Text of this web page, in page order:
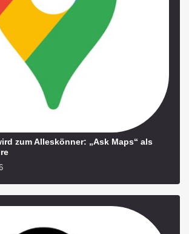
zum Alleskönner: „Ask Maps“ als